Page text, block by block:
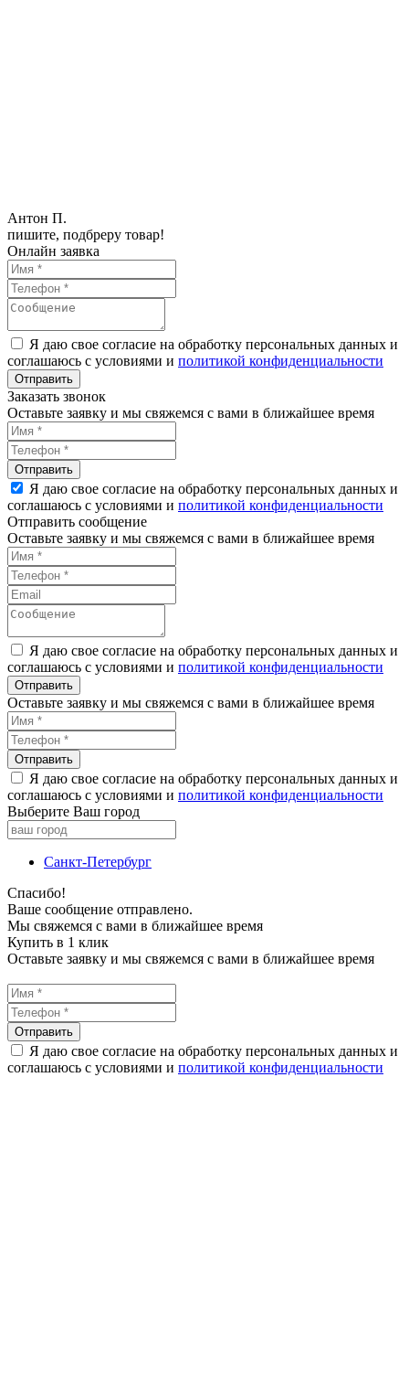
Антон П.
пишите, подбреру товар!
Онлайн заявка
Я даю свое согласие на обработку персональных данных и
соглашаюсь с условиями и политикой конфиденциальности
Заказать звонок
Оставьте заявку и мы свяжемся с вами в ближайшее время
Я даю свое согласие на обработку персональных данных и
соглашаюсь с условиями и политикой конфиденциальности
Отправить сообщение
Оставьте заявку и мы свяжемся с вами в ближайшее время
Я даю свое согласие на обработку персональных данных и
соглашаюсь с условиями и политикой конфиденциальности
Оставьте заявку и мы свяжемся с вами в ближайшее время
Я даю свое согласие на обработку персональных данных и
соглашаюсь с условиями и политикой конфиденциальности
Выберите Ваш город
Санкт-Петербург
Спасибо!
Ваше сообщение отправлено.
Мы свяжемся с вами в ближайшее время
Купить в 1 клик
Оставьте заявку и мы свяжемся с вами в ближайшее время
Я даю свое согласие на обработку персональных данных и
соглашаюсь с условиями и политикой конфиденциальности